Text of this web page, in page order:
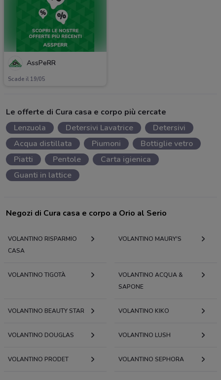
AssPeRR
Scade il 19/05
Le offerte di Cura casa e corpo più cercate
Lenzuola
Detersivi Lavatrice
Detersivi
Acqua distillata
Piumoni
Bottiglie vetro
Piatti
Pentole
Carta igienica
Guanti in lattice
Negozi di Cura casa e corpo a Orio al Serio
VOLANTINO RISPARMIO
CASA
VOLANTINO MAURY'S
VOLANTINO TIGOTÀ
VOLANTINO ACQUA &
SAPONE
VOLANTINO BEAUTY STAR VOLANTINO KIKO
VOLANTINO DOUGLAS VOLANTINO LUSH
VOLANTINO PRODET VOLANTINO SEPHORA